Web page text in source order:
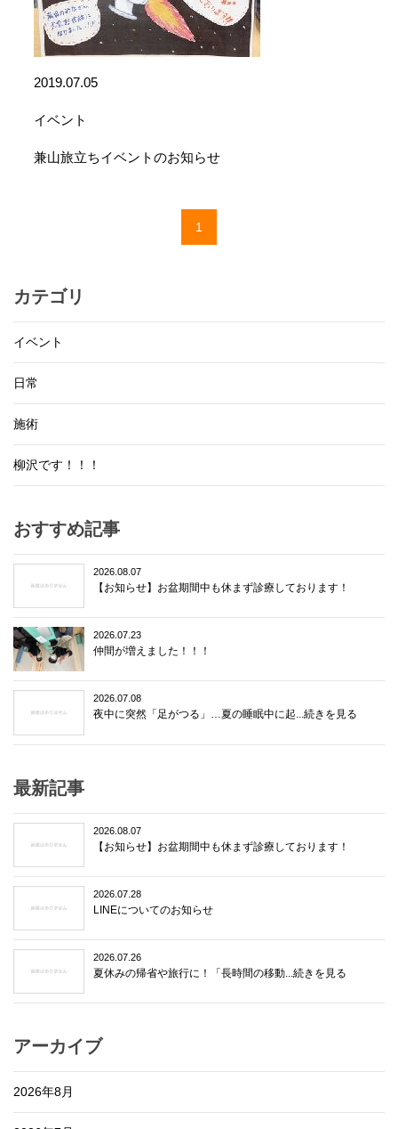
2019.07.05
イベント
兼山旅立ちイベントのお知らせ
1
カテゴリ
イベント
日常
施術
柳沢です！！！
おすすめ記事
2026.08.07
【お知らせ】お盆期間中も休まず診療しております！
2026.07.23
仲間が増えました！！！
2026.07.08
夜中に突然「足がつる」…夏の睡眠中に起...続きを見る
最新記事
2026.08.07
【お知らせ】お盆期間中も休まず診療しております！
2026.07.28
LINEについてのお知らせ
2026.07.26
夏休みの帰省や旅行に！「長時間の移動...続きを見る
アーカイブ
2026年8月